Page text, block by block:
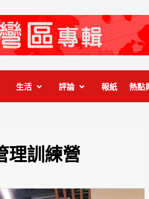
生活 評論 報紙 熱點
理訓練營